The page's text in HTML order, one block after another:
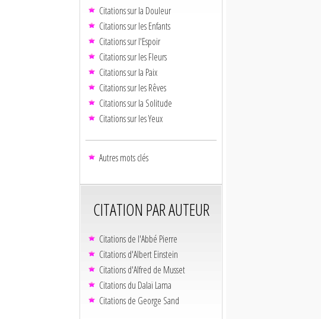
Citations sur la Douleur
Citations sur les Enfants
Citations sur l'Espoir
Citations sur les Fleurs
Citations sur la Paix
Citations sur les Rêves
Citations sur la Solitude
Citations sur les Yeux
Autres mots clés
CITATION PAR AUTEUR
Citations de l'Abbé Pierre
Citations d'Albert Einstein
Citations d'Alfred de Musset
Citations du Dalaï Lama
Citations de George Sand